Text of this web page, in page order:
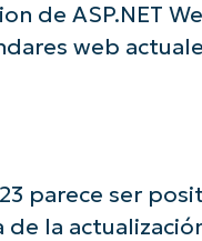
de ASP.NET
web
parece ser
de la
name*